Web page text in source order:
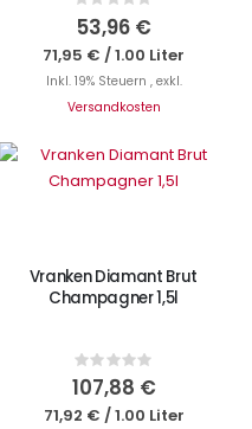
0%
53,96 €
71,95 € /1.00 Liter
Inkl. 19% Steuern , exkl.
Versandkosten
IN DEN WARENKORB
Vranken Diamant Brut
Champagner 1,5l
Rating:
0%
107,88 €
71,92 € /1.00 Liter